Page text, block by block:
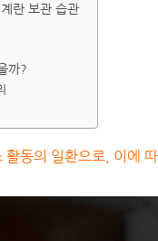
란 보관 습관
까?
동의 일환으로, 이에